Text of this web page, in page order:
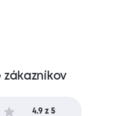
zákazníkov
4.9 z 5